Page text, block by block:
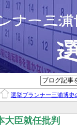
選挙プランナー三浦博史
大臣就任批判